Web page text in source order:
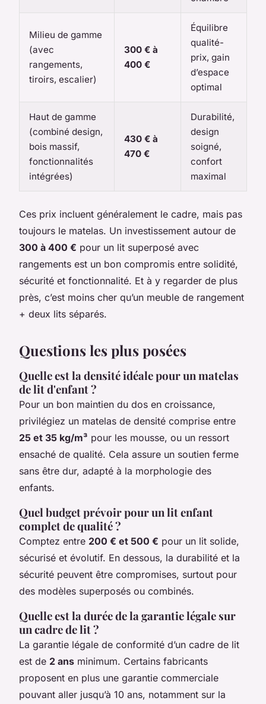
Milieu de gamme
(avec
rangements,
tiroirs, escalier)
300 € à
400 €
Équilibre
qualité-
prix, gain
d’espace
optimal
Haut de gamme
(combiné design,
bois massif,
fonctionnalités
intégrées)
430 € à
470 €
Durabilité,
design
soigné,
confort
maximal
Ces prix incluent généralement le cadre, mais pas
toujours le matelas. Un investissement autour de
300 à 400 € pour un lit superposé avec
rangements est un bon compromis entre solidité,
sécurité et fonctionnalité. Et à y regarder de plus
près, c’est moins cher qu’un meuble de rangement
+ deux lits séparés.
Questions les plus posées
Quelle est la densité idéale pour un matelas
de lit d'enfant ?
Pour un bon maintien du dos en croissance,
privilégiez un matelas de densité comprise entre
25 et 35 kg/m³ pour les mousse, ou un ressort
ensaché de qualité. Cela assure un soutien ferme
sans être dur, adapté à la morphologie des
enfants.
Quel budget prévoir pour un lit enfant
complet de qualité ?
Comptez entre 200 € et 500 € pour un lit solide,
sécurisé et évolutif. En dessous, la durabilité et la
sécurité peuvent être compromises, surtout pour
des modèles superposés ou combinés.
Quelle est la durée de la garantie légale sur
un cadre de lit ?
La garantie légale de conformité d’un cadre de lit
est de 2 ans minimum. Certains fabricants
proposent en plus une garantie commerciale
pouvant aller jusqu’à 10 ans, notamment sur la